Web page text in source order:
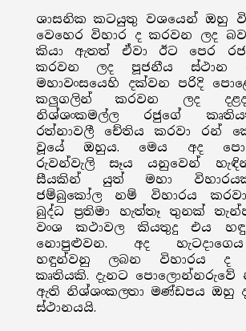
ශාසනික කටයුතු වශයෙන් ඔහු
වෙහෙර විහාර ද කරවන ලද
කියා ඇතත් ඒවා ඊට පෙර
කරවන ලද පූජනීය ස්ථාන
මහාවංසයෙහි දක්වන පරිදි
කලුගලින් කරවන ලද
නිශ්ශංකමල්ල රජුගේ
රත්නාවලී චේතිය කරවා රන්
වූයේ ඔහුය. මෙය අද
රුවන්වැලි සෑය යනුවෙන්
සීයකින් යුත් මහා
ජම්බුකෝල නම් විහාරය
බුද්ධ ප්‍රතිමා හැත්තෑ තුනක්
වංශ කථාවල කියතුදු එය
නොපුළුවන. අද
හඳුන්වනු ලබන විහාරය ද
කෘතියකි. දැනට පොලොන්නරුවේ
ඇති නිශ්ශංකලතා මණ්ඩපය ඔහු
ස්ථානයයි.